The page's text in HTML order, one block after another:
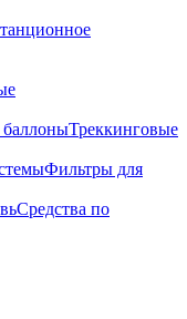
баллоныТреккинговые
Фильтры для
Средства по